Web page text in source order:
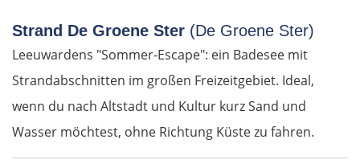
Strand De Groene Ster (De Groene Ster)
Leeuwardens "Sommer-Escape": ein Badesee mit
Strandabschnitten im großen Freizeitgebiet. Ideal,
wenn du nach Altstadt und Kultur kurz Sand und
Wasser möchtest, ohne Richtung Küste zu fahren.
Xanthi
Asprovalta